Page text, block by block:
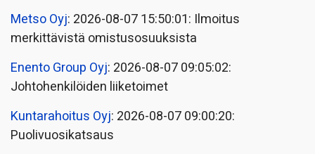
Metso Oyj: 2026-08-07 15:50:01: Ilmoitus
merkittävistä omistusosuuksista
Enento Group Oyj: 2026-08-07 09:05:02:
Johtohenkilöiden liiketoimet
Kuntarahoitus Oyj: 2026-08-07 09:00:20:
Puolivuosikatsaus